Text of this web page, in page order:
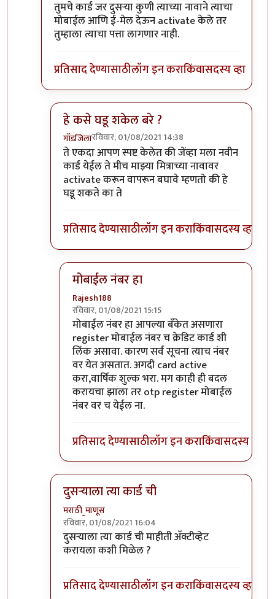
In reply toActivate केले नाहीbyRajesh188
तुमचे कार्ड जर दुसऱ्या कुणी त्याच्या नावाने त्याचा
मोबाईल आणि ई-मेल देऊन activate केले तर
तुम्हाला त्याचा पत्ता लागणार नाही.
प्रतिसाद देण्यासाठीलॉग इन कराकिंवासदस्य व्हा
हे कसे घडू शकेल बरे ?
गॉडजिलारविवार, 01/08/2021 14:38
In reply toतुमचे कार्ड जर दुसऱ्या कुणीbyमनो
ते एकदा आपण स्पष्ट केलेत की जेंव्हा मला नवीन
कार्ड येईल ते मीच माझ्या मित्राच्या नावावर
activate करून वापरून बघावे म्हणतो की हे
घडू शकते का ते
प्रतिसाद देण्यासाठीलॉग इन कराकिंवासदस्य व्हा
मोबाईल नंबर हा
Rajesh188
रविवार, 01/08/2021 15:15
In reply toहे कसे घडू शकेल बरे ?byगॉडजिला
मोबाईल नंबर हा आपल्या बँकेत असणारा
register मोबाईल नंबर च क्रेडिट कार्ड शी
लिंक असावा. कारण सर्व सूचना त्याच नंबर
वर येत असतात. अगदी card active
करा,वार्षिक शुल्क भरा. मग काही ही बदल
करायचा झाला तर otp register मोबाईल
नंबर वर च येईल ना.
प्रतिसाद देण्यासाठीलॉग इन कराकिंवासदस्य व्हा
दुसर्‍याला त्या कार्ड ची
मराठी_माणूस
रविवार, 01/08/2021 16:04
In reply toतुमचे कार्ड जर दुसऱ्या कुणी
दुसर्‍याला त्या कार्ड ची माहीती अ‍ॅक्टीव्हेट
करायला कशी मिळेल ?
प्रतिसाद देण्यासाठीलॉग इन कराकिंवासदस्य व्हा